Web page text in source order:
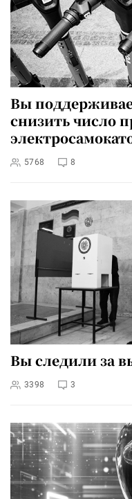
Вы
снизить число
5768 8
Вы следили за
3398 3